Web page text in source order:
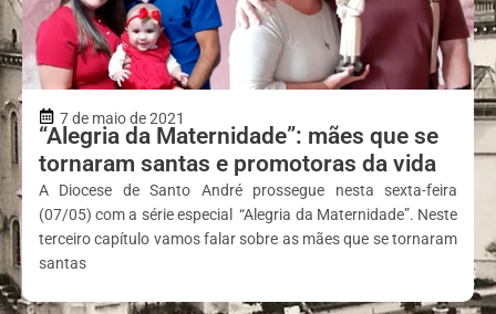
7 de maio de 2021
“Alegria da Maternidade”: mães que se
tornaram santas e promotoras da vida
A Diocese de Santo André prossegue nesta sexta-feira
(07/05) com a série especial “Alegria da Maternidade”. Neste
terceiro capítulo vamos falar sobre as mães que se tornaram
santas